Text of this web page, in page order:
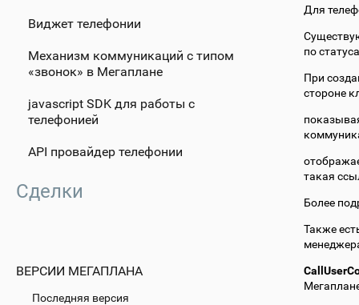
Виджет телефонии
Механизм коммуникаций с типом
«звонок» в Мегаплане
javascript SDK для работы с
телефонией
API провайдер телефонии
Сделки
ВЕРСИИ МЕГАПЛАНА
Последняя версия
Для
по
При
стороне
такая
Более
Также